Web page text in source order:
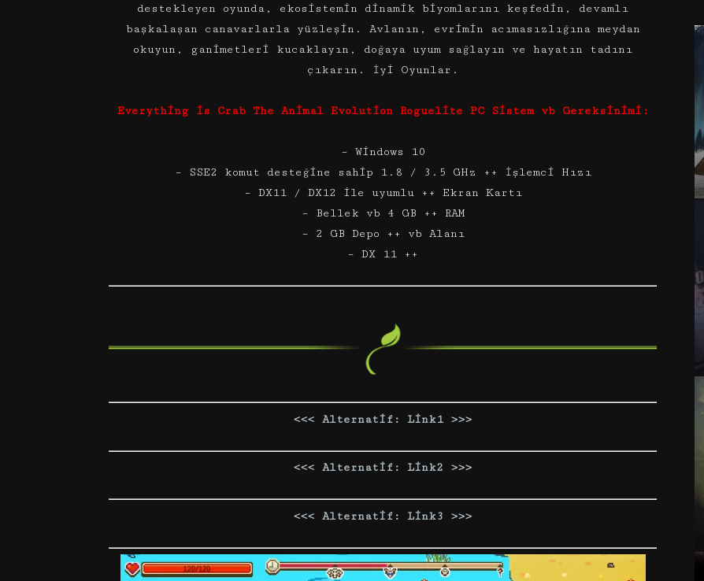
destekleyen oyunda, ekosistemin dinamik biyomlarını keşfedin, devamlı
başkalaşan canavarlarla yüzleşin. Avlanın, evrimin acımasızlığına meydan
okuyun, ganimetleri kucaklayın, doğaya uyum sağlayın ve hayatın tadını
çıkarın. İyi Oyunlar.
Everything is Crab The Animal Evolution Roguelite PC Sistem vb Gereksinimi:
– Windows 10
– SSE2 komut desteğine sahip 1.8 / 3.5 GHz ++ İşlemci Hızı
– DX11 / DX12 ile uyumlu ++ Ekran Kartı
– Bellek vb 4 GB ++ RAM
– 2 GB Depo ++ vb Alanı
– DX 11 ++
<<< Alternatif: Link1 >>>
<<< Alternatif: Link2 >>>
<<< Alternatif: Link3 >>>